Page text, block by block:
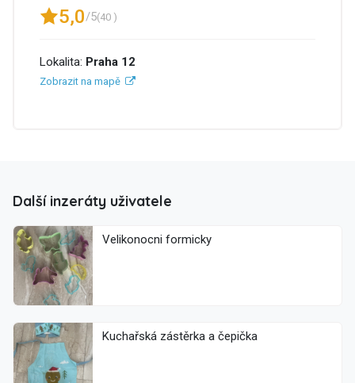
5,0/5(40 )
Lokalita: Praha 12
Zobrazit na mapě
Další inzeráty uživatele
Velikonocni formicky
Kuchařská zástěrka a čepička